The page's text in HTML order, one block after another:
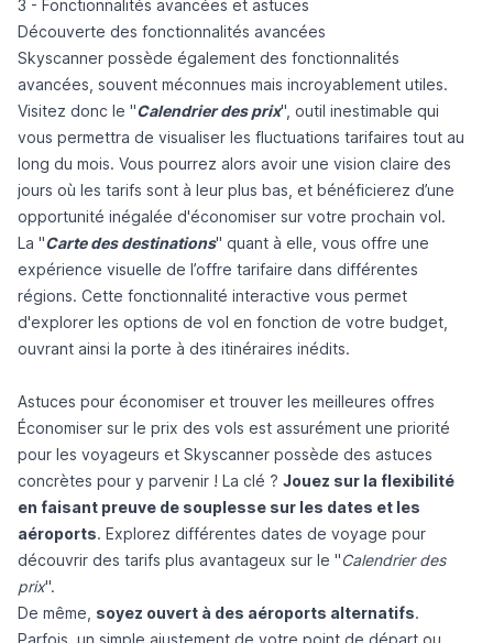
3 - Fonctionnalités avancées et astuces
Découverte des fonctionnalités avancées
Skyscanner possède également des fonctionnalités
avancées, souvent méconnues mais incroyablement utiles.
Visitez donc le "Calendrier des prix", outil inestimable qui
vous permettra de visualiser les fluctuations tarifaires tout au
long du mois. Vous pourrez alors avoir une vision claire des
jours où les tarifs sont à leur plus bas, et bénéficierez d’une
opportunité inégalée d'économiser sur votre prochain vol.
La "Carte des destinations" quant à elle, vous offre une
expérience visuelle de l’offre tarifaire dans différentes
régions. Cette fonctionnalité interactive vous permet
d'explorer les options de vol en fonction de votre budget,
ouvrant ainsi la porte à des itinéraires inédits.
Astuces pour économiser et trouver les meilleures offres
Économiser sur le prix des vols est assurément une priorité
pour les voyageurs et Skyscanner possède des astuces
concrètes pour y parvenir ! La clé ? Jouez sur la flexibilité
en faisant preuve de souplesse sur les dates et les
aéroports. Explorez différentes dates de voyage pour
découvrir des tarifs plus avantageux sur le "Calendrier des
prix".
De même, soyez ouvert à des aéroports alternatifs.